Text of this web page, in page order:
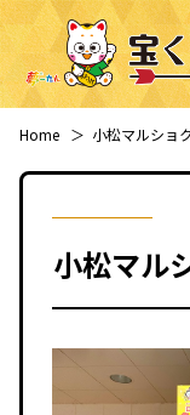
Home ＞ 小松マルショ
小松マル